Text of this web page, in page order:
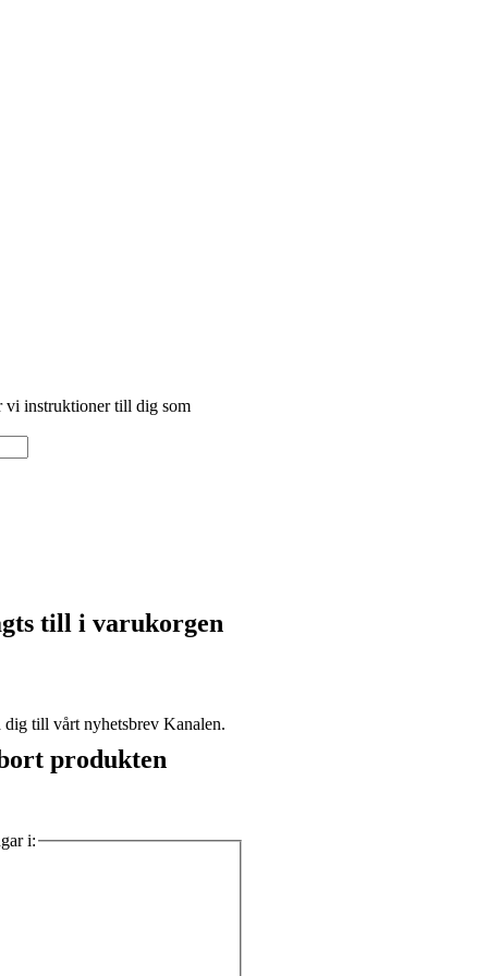
vi instruktioner till dig som
till i varukorgen
produkten
dig till vårt nyhetsbrev Kanalen.
i: